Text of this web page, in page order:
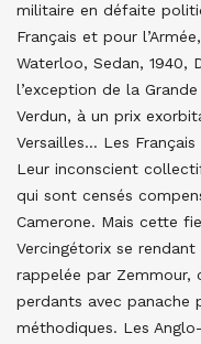
militaire en défaite
Français et pour
Waterloo, Sedan, 1940,
l’exception de la
Verdun, à un prix
Versailles… Les
Leur inconscient
qui sont censés
Camerone. Mais cette
Vercingétorix se rendant
rappelée par Zemmour,
perdants avec panache
méthodiques. Les